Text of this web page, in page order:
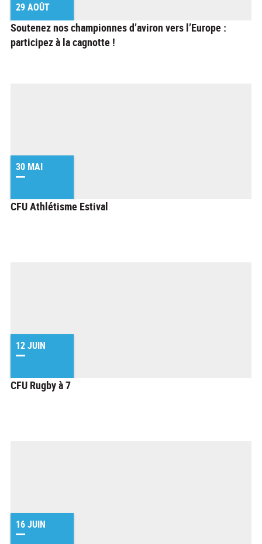
29 AOÛT
Soutenez nos championnes d’aviron vers l’Europe :
participez à la cagnotte !
30 MAI
CFU Athlétisme Estival
12 JUIN
CFU Rugby à 7
16 JUIN